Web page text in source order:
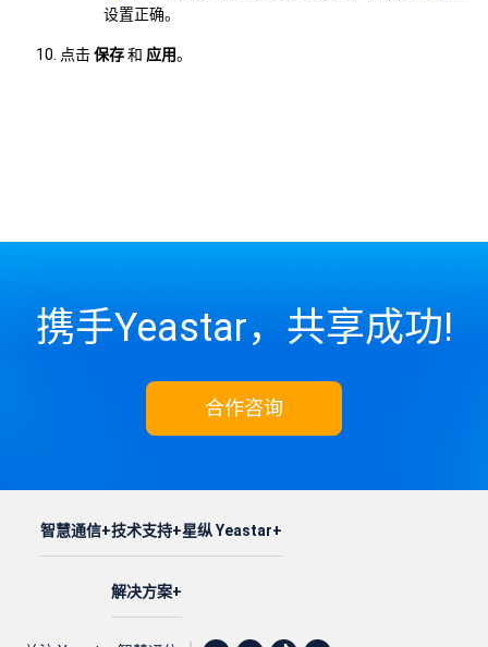
设置正确。
点击保存和 应用。
携手Yeastar，共享成功!
合作咨询
智慧通信 技术支持
解决方案
星纵 Yeastar